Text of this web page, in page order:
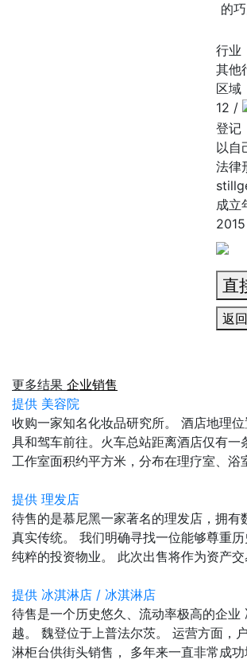
的
行业
其他
区域
12 /
登记
以自
法律
成立
2015
直
返回
更多结果 企业销售
提供 美容院
收购一家知名化妆品研究所。 酒店地理
具和驾车前往。火车总站距离酒店仅有一
工作室面积约平方米，分布在理疗室、浴
提供 理发店
待售的是慕尼黑一家著名的理发店，拥
真实传统。 我们明确寻找一位能够尊重
纯粹的投资物业。 此次出售将作为资产
提供 冰淇淋店 / 冰淇淋店
待售是一个历史悠久、流动率极高的企
越。 魏登位于上普法尔茨。 运营方面，
淋柜台供街头销售， 多年来一直非常成